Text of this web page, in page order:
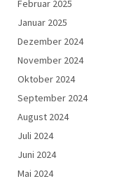
Februar 2025
Januar 2025
Dezember 2024
November 2024
Oktober 2024
September 2024
August 2024
Juli 2024
Juni 2024
Mai 2024